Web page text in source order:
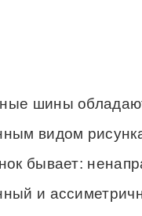
шины
видом
бывает:
и